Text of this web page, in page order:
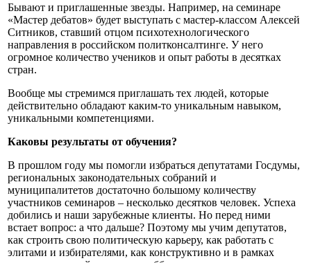
Бывают и приглашенные звезды. Например, на семинаре
«Мастер дебатов» будет выступать с мастер-классом Алексей
Ситников, ставший отцом психотехнологического
направления в российском политконсалтинге. У него
огромное количество учеников и опыт работы в десятках
стран.
Вообще мы стремимся приглашать тех людей, которые
действительно обладают каким-то уникальным навыком,
уникальными компетенциями.
Каковы результаты от обучения?
В прошлом году мы помогли избраться депутатами Госдумы,
региональных законодательных собраний и
муниципалитетов достаточно большому количеству
участников семинаров – несколько десятков человек. Успеха
добились и наши зарубежные клиенты. Но перед ними
встает вопрос: а что дальше? Поэтому мы учим депутатов,
как строить свою политическую карьеру, как работать с
элитами и избирателями, как конструктивно и в рамках